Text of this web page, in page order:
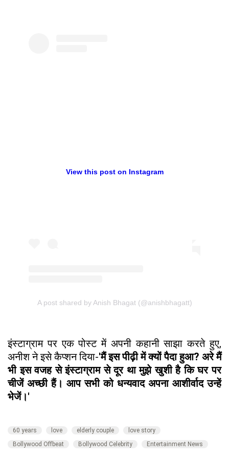
View this post on Instagram
A post shared by Anish Bhagat (@anishbhagatt)
इंस्टाग्राम पर एक पोस्ट में अपनी कहानी साझा करते हुए,
अनीश ने इसे कैप्शन दिया-'मैं इस पीढ़ी में क्यों पैदा हुआ? अरे मैं
भी इस वजह से इंस्टाग्राम से दूर था मुझे खुशी है कि घर पर
चीजें अच्छी हैं। आप सभी को धन्यवाद अपना आशीर्वाद उन्हें
भेजें।'
60 years love elderly couple
love story
Bollywood Offbeat
Bollywood Celebrity Entertainment News